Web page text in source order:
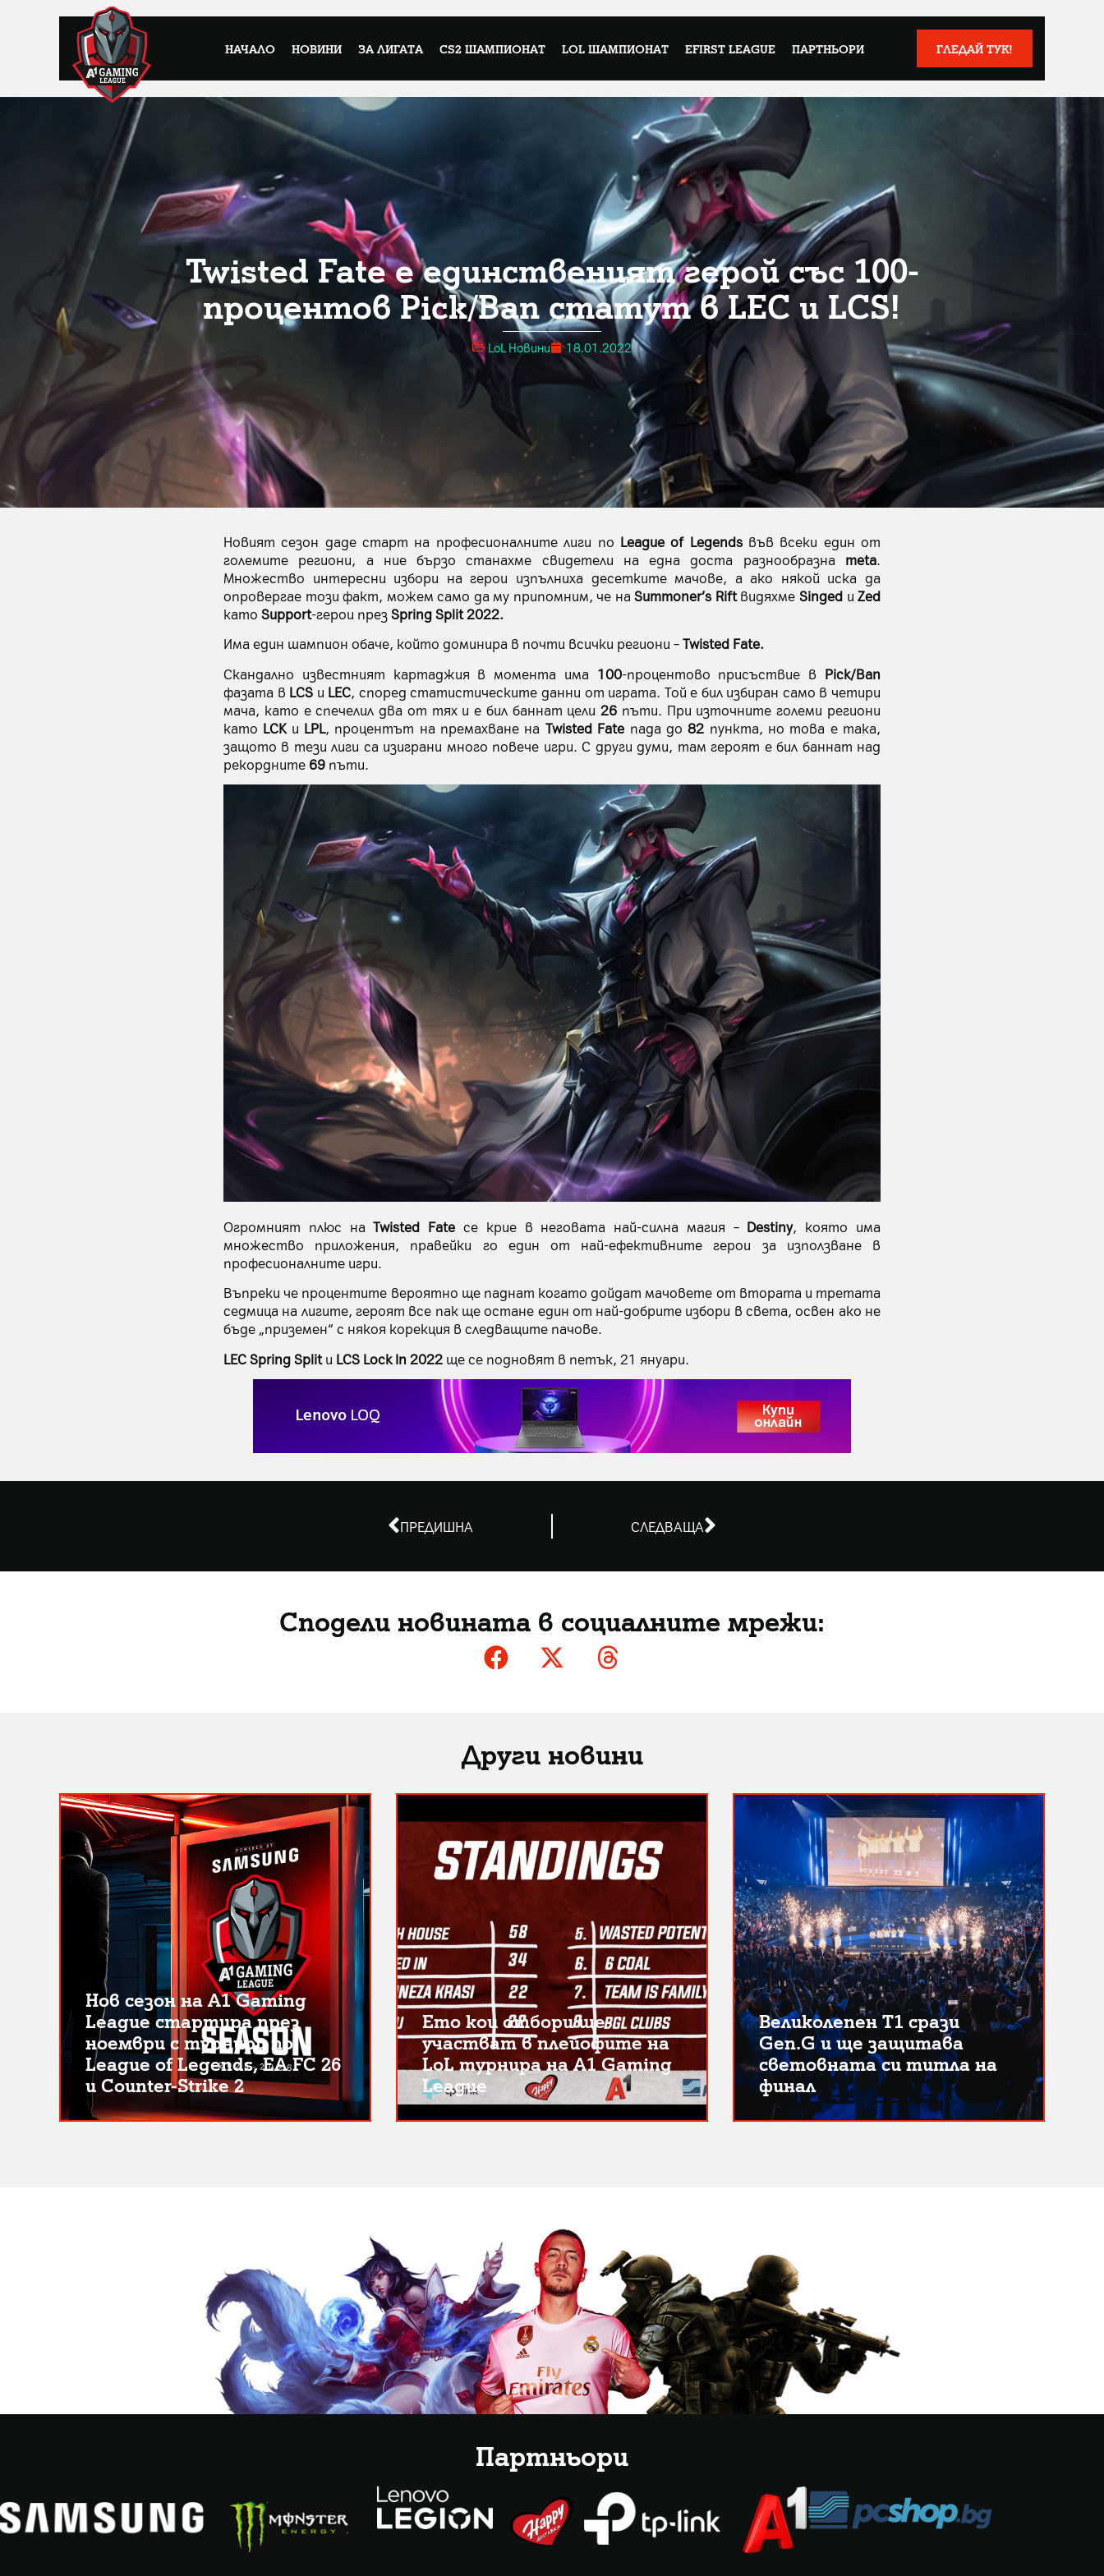
НАЧАЛО НОВИНИ ЗА ЛИГАТА CS2 ШАМПИОНАТ LOL ШАМПИОНАТ EFIRST LEAGUE ПАРТНЬОРИ ГЛЕДАЙ ТУК!
Twisted Fate е единственият герой със 100-
процентов Pick/Ban статут в LEC и LCS!
LoL Новини 18.01.2022
Новият сезон даде старт на професионалните лиги по League of Legendsвъв всеки един от
големите региони, а ние бързо станахме свидетели на една доста разнообразна meta.
Множество интересни избори на герои изпълниха десетките мачове, а ако някой иска да
опровергае този факт, можем само да му припомним, че наSummoner’s Riftвидяхме SingedиZed
като Support-герои презSpring Split 2022.
Има един шампион обаче, който доминира в почти всички региони –Twisted Fate.
Скандално известният картаджия в момента има 100-процентово присъствие в Pick/Ban
фазата в LCS и LEC, според статистическите данни от играта. Той е бил избиран само в четири
мача, като е спечелил два от тях и е бил баннат цели26 пъти. При източните големи региони
като LCKи LPL, процентът на премахване на Twisted Fate пада до82 пункта, но това е така,
защото в тези лиги са изиграни много повече игри. С други думи, там героят е бил баннат над
рекордните 69 пъти.
Огромният плюс наTwisted Fate се крие в неговата най-силна магия – Destiny, която има
множество приложения, правейки го един от най-ефективните герои за използване в
професионалните игри.
Въпреки че процентите вероятно ще паднат когато дойдат мачовете от втората и третата
седмица на лигите, героят все пак ще остане един от най-добрите избори в света, освен ако не
бъде „приземен“ с някоя корекция в следващите пачове.
LEC Spring Splitи LCS Lock In 2022 ще се подновят в петък, 21 януари.
ПРЕДИШНА СЛЕДВАЩА
Сподели новината в социалните мрежи:
Други новини
Нов сезон на A1 Gaming
League стартира през
ноември с турнири по
League of Legends, EA FC 26
и Counter-Strike 2
Ето кои отбори ще
участват в плейофите на
LoL турнира на A1 Gaming
League
Великолепен T1 срази
Gen.G и ще защитава
световната си титла на
финал
Партньори